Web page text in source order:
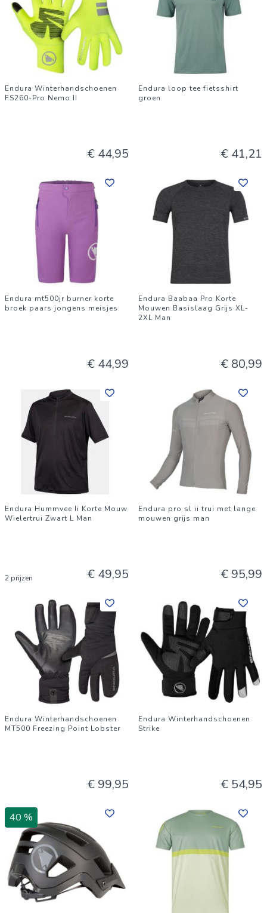
Endura Winterhandschoenen
FS260-Pro Nemo II
€ 44,95
Endura loop tee fietsshirt
groen
€ 41,21
Endura mt500jr burner korte
broek paars jongens meisjes
€ 44,99
Endura Baabaa Pro Korte
Mouwen Basislaag Grijs XL-
2XL Man
€ 80,99
Endura Hummvee Ii Korte Mouw
Wielertrui Zwart L Man
2 prijzen € 49,95
Endura pro sl ii trui met lange
mouwen grijs man
€ 95,99
Endura Winterhandschoenen
MT500 Freezing Point Lobster
€ 99,95
Endura Winterhandschoenen
Strike
€ 54,95
40 %